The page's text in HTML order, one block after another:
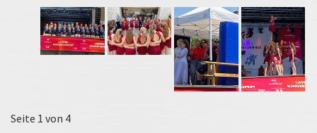
Seite 1 von 4